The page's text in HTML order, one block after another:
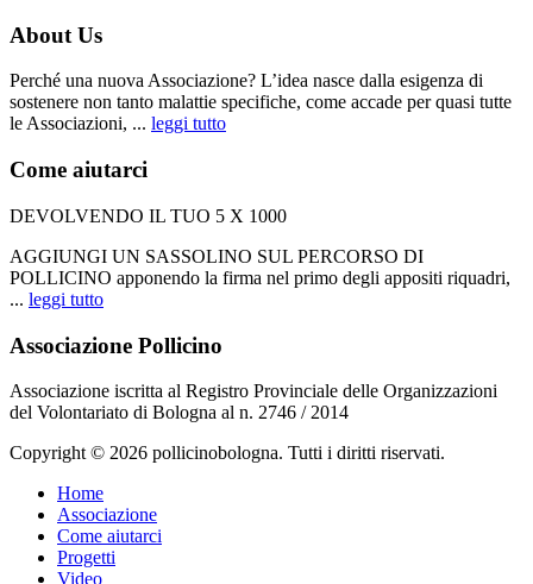
About Us
Perché una nuova Associazione? L’idea nasce dalla esigenza di
sostenere non tanto malattie specifiche, come accade per quasi tutte
le Associazioni, ... leggi tutto
Come aiutarci
DEVOLVENDO IL TUO 5 X 1000
AGGIUNGI UN SASSOLINO SUL PERCORSO DI
POLLICINO apponendo la firma nel primo degli appositi riquadri,
... leggi tutto
Associazione Pollicino
Associazione iscritta al Registro Provinciale delle Organizzazioni
del Volontariato di Bologna al n. 2746 / 2014
Copyright © 2026 pollicinobologna. Tutti i diritti riservati.
Home
Associazione
Come aiutarci
Progetti
Video